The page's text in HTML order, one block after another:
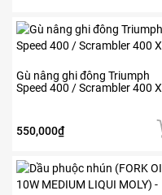
Gù nâng ghi đông Triumph
Speed 400 / Scrambler 400 X
550,000₫
Sản
phẩm
có
nhiều
Các
chọn
có